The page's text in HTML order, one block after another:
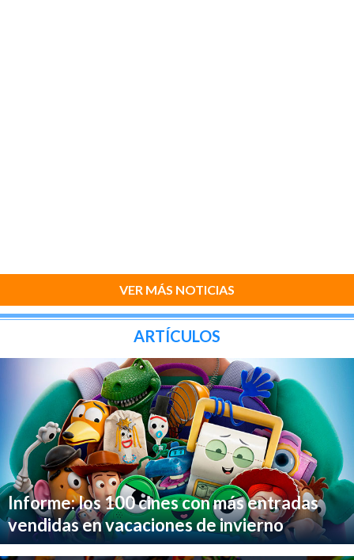
VER MÁS NOTICIAS
ARTÍCULOS
Informe: los 100 cines con más entradas
vendidas en vacaciones de invierno